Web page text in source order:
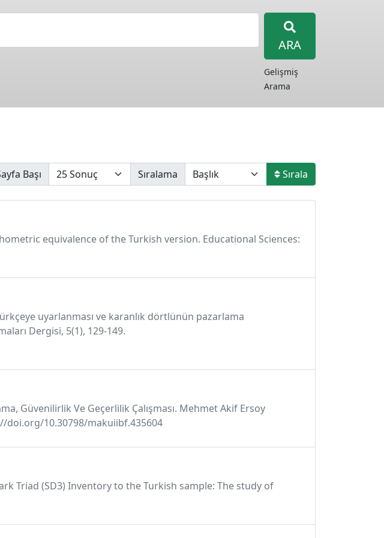
ARA
Gelişmiş
Arama
Başı Sıralama Sırala
equivalence of the Turkish version. Educational Sciences:
uyarlanması ve karanlık dörtlünün pazarlama
Dergisi, 5(1), 129-149.
Güvenilirlik Ve Geçerlilik Çalışması. Mehmet Akif Ersoy
doi.org/10.30798/makuiibf.435604
Triad (SD3) Inventory to the Turkish sample: The study of